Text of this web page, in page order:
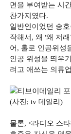
면을 부여받는 시
찬가지였다.
일반인이었던 송
작해서, 왜 '왜 저
어, 홀로 인공위성
인공 위성을 띄우
려고 애쓰는 의류
(사진; tv 데일리)
물론, <라디오 스